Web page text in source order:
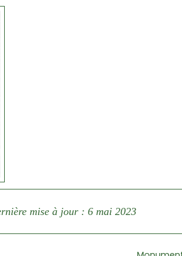
mise à jour : 6 mai 2023